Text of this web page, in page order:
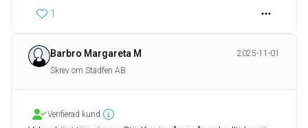
1
Barbro Margareta M
2025-11-01
Skrev om Städfen AB
Verifierad kund